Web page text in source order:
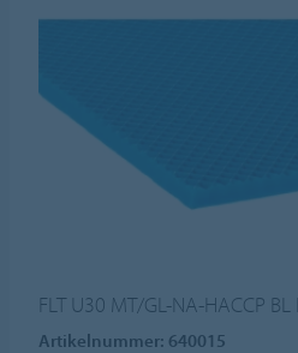
FLT U30 MT/GL-NA-HACCP BL
Artikelnummer: 640015